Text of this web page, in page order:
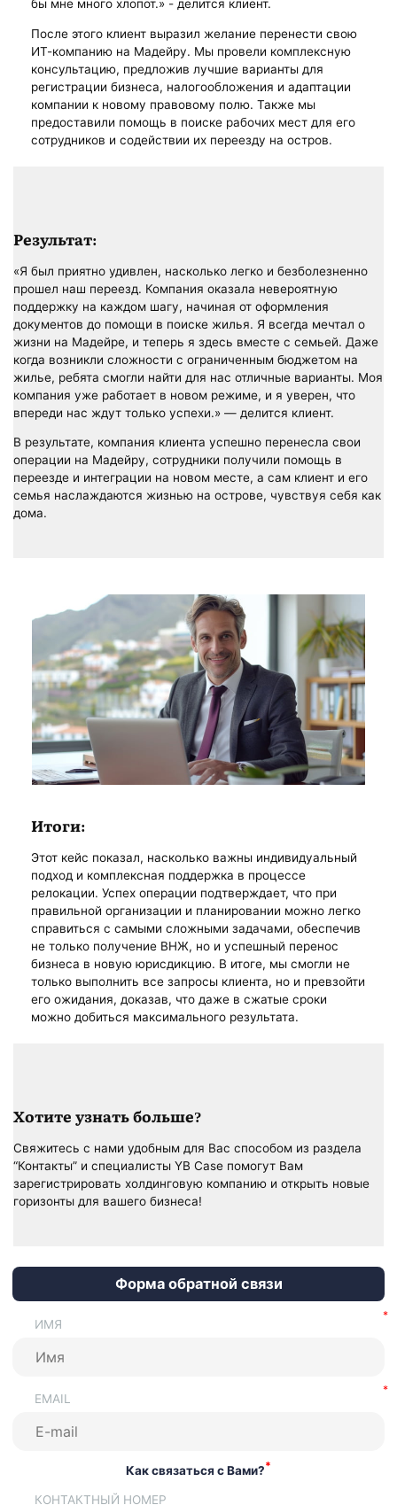
бы мне много хлопот.» - делится клиент.
После этого клиент выразил желание перенести свою
ИТ-компанию на Мадейру. Мы провели комплексную
консультацию, предложив лучшие варианты для
регистрации бизнеса, налогообложения и адаптации
компании к новому правовому полю. Также мы
предоставили помощь в поиске рабочих мест для его
сотрудников и содействии их переезду на остров.
Результат:
«Я был приятно удивлен, насколько легко и безболезненно
прошел наш переезд. Компания оказала невероятную
поддержку на каждом шагу, начиная от оформления
документов до помощи в поиске жилья. Я всегда мечтал о
жизни на Мадейре, и теперь я здесь вместе с семьей. Даже
когда возникли сложности с ограниченным бюджетом на
жилье, ребята смогли найти для нас отличные варианты. Моя
компания уже работает в новом режиме, и я уверен, что
впереди нас ждут только успехи.» — делится клиент.
В результате, компания клиента успешно перенесла свои
операции на Мадейру, сотрудники получили помощь в
переезде и интеграции на новом месте, а сам клиент и его
семья наслаждаются жизнью на острове, чувствуя себя как
дома.
Итоги:
Этот кейс показал, насколько важны индивидуальный
подход и комплексная поддержка в процессе
релокации. Успех операции подтверждает, что при
правильной организации и планировании можно легко
справиться с самыми сложными задачами, обеспечив
не только получение ВНЖ, но и успешный перенос
бизнеса в новую юрисдикцию. В итоге, мы смогли не
только выполнить все запросы клиента, но и превзойти
его ожидания, доказав, что даже в сжатые сроки
можно добиться максимального результата.
Хотите узнать больше?
Свяжитесь с нами удобным для Вас способом из раздела
“Контакты” и специалисты YB Case помогут Вам
зарегистрировать холдинговую компанию и открыть новые
горизонты для вашего бизнеса!
Форма обратной связи
ИМЯ
EMAIL
Как связаться с Вами?*
КОНТАКТНЫЙ НОМЕР